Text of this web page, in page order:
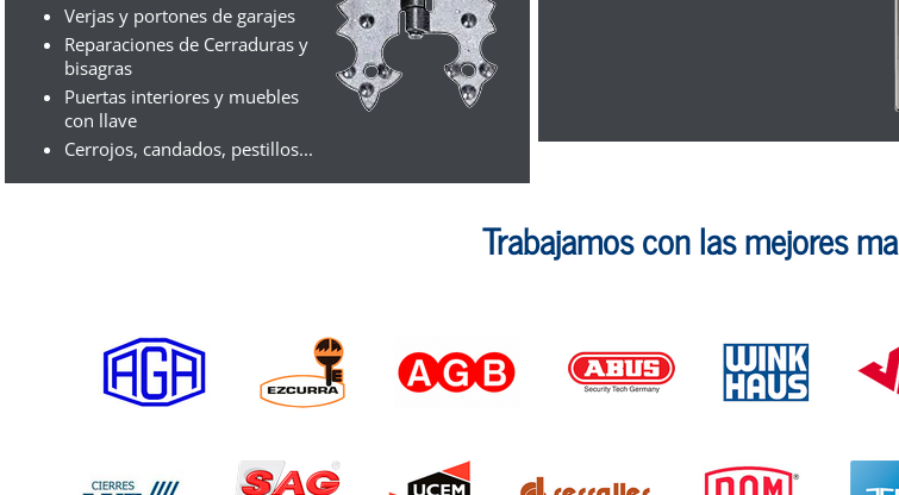
Verjas y portones de garajes
Reparaciones de Cerraduras y
bisagras
Puertas interiores y muebles
con llave
Cerrojos, candados, pestillos...
Trabajamos con las mejores